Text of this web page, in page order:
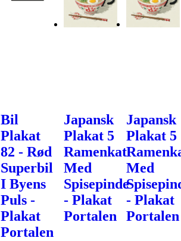
Bil
Plakat
82 - Rød
Superbil
I Byens
Puls -
Plakat
Portalen
Japansk
Plakat 5
Ramenkat
Med
Spisepinde
- Plakat
Portalen
Japansk
Plakat 5
Med
- Plakat
Portalen